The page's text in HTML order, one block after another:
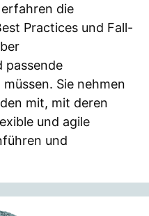
die
Practices und Fall-
passende
Sie nehmen
mit, mit deren
und agile
und